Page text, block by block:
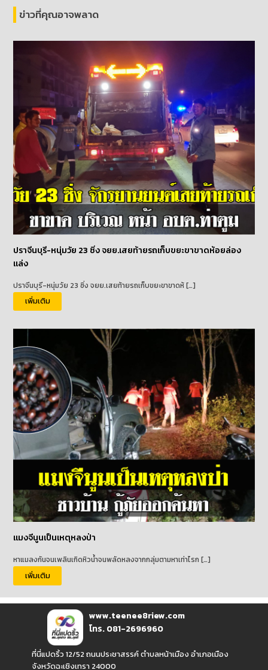
ข่าวที่คุณอาจพลาด
ปราจีนบุรี-หนุ่มวัย 23 ซิ่ง จยย.เสยท้ายรถเก็บขยะขาขาดห้อยล่อง
แล่ง
ปราจีนบุรี-หนุ่มวัย 23 ซิ่ง จยย.เสยท้ายรถเก็บขยะขาขาดห้ […]
เพิ่มเติม
แมงจีนูนเป็นเหตุหลงป่า
หาแมลงกันจนเพลินเกิดหิวน้ำจนพลัดหลงจากกลุ่มตามหาเท่าไรก […]
เพิ่มเติม
www.teenee8riew.com
โทร. 081-2696960
ที่นี่แปดริ้ว 12/52 ถนนประชาสรรค์ ตำบลหน้าเมือง อำเภอเมือง
จังหวัดฉะเชิงเทรา 24000